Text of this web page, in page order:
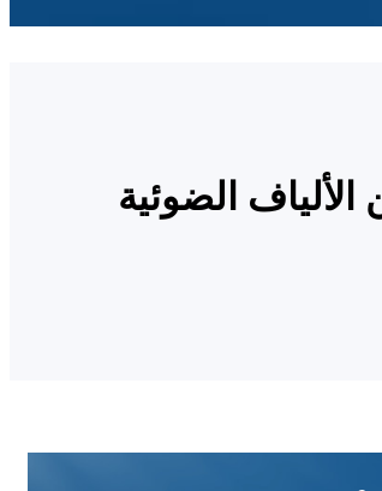
الضوئية